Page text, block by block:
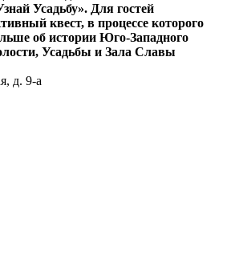
Усадьбу». Для гостей
квест, в процессе которого
об истории Юго-Западного
Усадьбы и Зала Славы
д. 9-а